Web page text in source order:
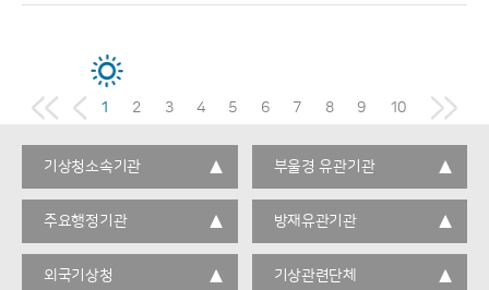
1 2 3 4 5 6 7 8 9 10
기상청소속기관 부울경 유관기관
주요행정기관 방재유관기관
외국기상청 기상관련단체